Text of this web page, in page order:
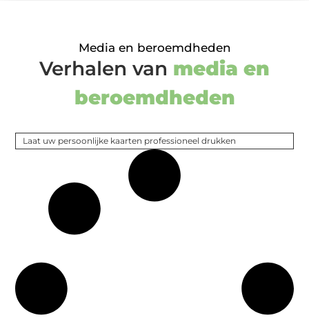
Media en beroemdheden
Verhalen van media en
beroemdheden
Laat uw persoonlijke kaarten professioneel drukken